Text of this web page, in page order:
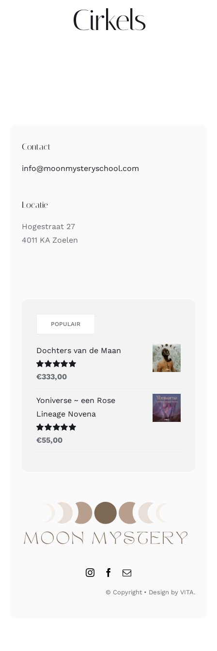
Contact
Cirkels
Contact
info@moonmysteryschool.com
Locatie
Hogestraat 27
4011 KA Zoelen
POPULAIR
Dochters van de Maan
Gewaardeerd
uit 5
€333,00
Yoniverse ~ een Rose
Lineage Novena
Gewaardeerd
uit 5
€55,00
© Copyright • Design by VITA.